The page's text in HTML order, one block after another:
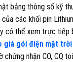
bảng thông số kỹ
các khối pin
có thể xem trực tiếp
giá gói điện mặt
nhận CO, CQ